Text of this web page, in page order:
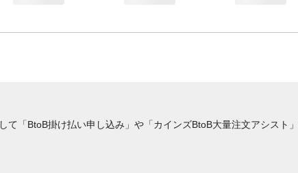
て「BtoB掛け払い申し込み」や「カインズBtoB大量注文アシスト